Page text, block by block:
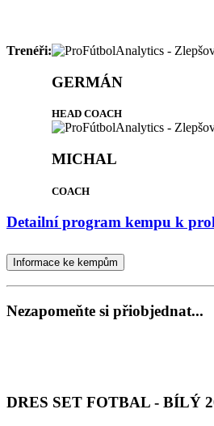
Trenéři:
GERMÁN
HEAD COACH
MICHAL
COACH
Detailní program kempu k
Informace ke kempům
Nezapomeňte si přiobjednat...
DRES SET FOTBAL - BÍLÝ